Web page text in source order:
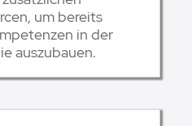
um bereits
in der
auszubauen.